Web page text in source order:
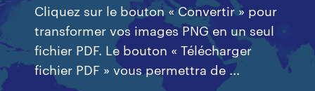
Cliquez sur le bouton « Convertir » pour
transformer vos images PNG en un seul
fichier PDF. Le bouton « Télécharger
fichier PDF » vous permettra de ...